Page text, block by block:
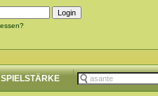
SPIELSTÄRKE